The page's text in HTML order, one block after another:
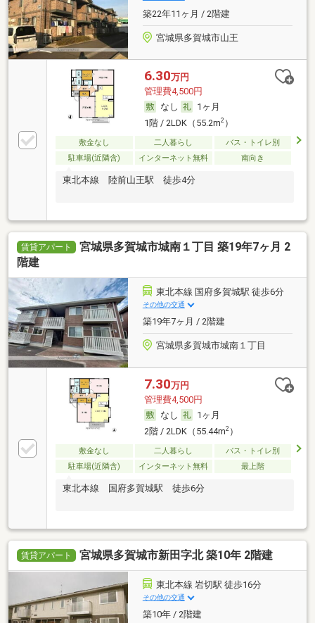
築22年11ヶ月 / 2階建
宮城県多賀城市山王
6.30万円
管理費4,500円
なし
1ヶ月
1階 / 2LDK（55.2m2）
敷金なし 二人暮らし
バス・トイレ別
駐車場(近隣含)
インターネット無料 南向き
東北本線 陸前山王駅 徒歩4分
賃貸アパート
宮城県多賀城市城南１丁目 築19年7ヶ月 2
階建
東北本線 国府多賀城駅 徒歩6分
その他の交通
築19年7ヶ月 / 2階建
宮城県多賀城市城南１丁目
7.30万円
管理費4,500円
なし
1ヶ月
2階 / 2LDK（55.44m2）
敷金なし 二人暮らし
バス・トイレ別
駐車場(近隣含)
インターネット無料 最上階
東北本線 国府多賀城駅 徒歩6分
賃貸アパート 宮城県多賀城市新田字北 築10年 2階建
東北本線 岩切駅 徒歩16分
その他の交通
築10年 / 2階建